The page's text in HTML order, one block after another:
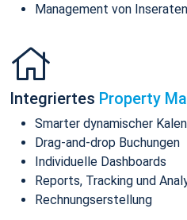
Management von Inseraten
Integriertes Property
Smarter dynamischer
Drag-and-drop Buchungen
Individuelle Dashboards
Reports, Tracking und
Rechnungserstellung